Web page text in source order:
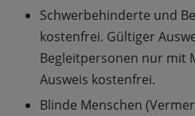
Schwerbehinderte und
kostenfrei. Gültiger
Begleitpersonen nur mit
Ausweis kostenfrei.
Blinde Menschen